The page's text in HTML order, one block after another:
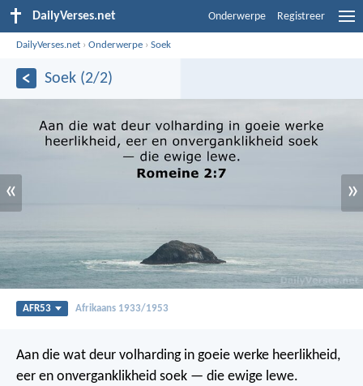
DailyVerses.net Onderwerpe Registreer
DailyVerses.net ›Onderwerpe ›Soek
Soek (2/2)
« »
AFR53 Afrikaans 1933/1953
Aan die wat deur volharding in goeie werke heerlikheid,
eer en onverganklikheid soek — die ewige lewe.